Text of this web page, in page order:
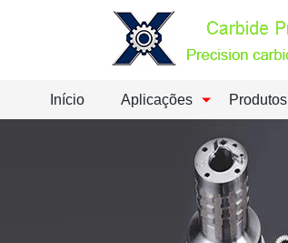
Início Aplicações Produtos